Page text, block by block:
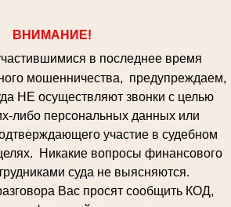
ВНИМАНИЕ!
в последнее время
мошенничества, предупреждаем,
НЕ осуществляют звонки с целью
либо персональных данных или
участие в судебном
Никакие вопросы финансового
суда не выясняются.
Вас просят сообщить КОД,